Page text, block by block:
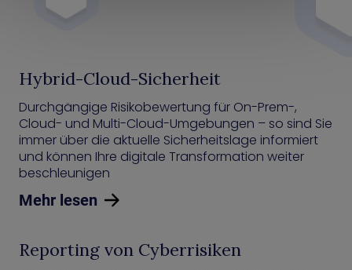
Hybrid-Cloud-Sicherheit
Durchgängige Risikobewertung für On-Prem-,
Cloud- und Multi-Cloud-Umgebungen – so sind Sie
immer über die aktuelle Sicherheitslage informiert
und können Ihre digitale Transformation weiter
beschleunigen
Mehr lesen
Reporting von Cyberrisiken